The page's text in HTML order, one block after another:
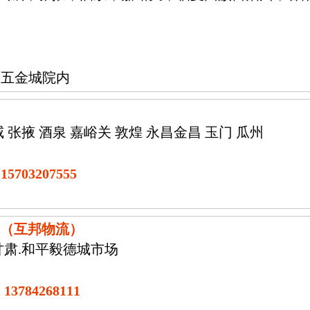
金城院内
张掖 酒泉 嘉峪关 敦煌 永昌金昌 玉门 瓜州
15703207555
互邦物流）
肃.和平毅德城市场
13784268111